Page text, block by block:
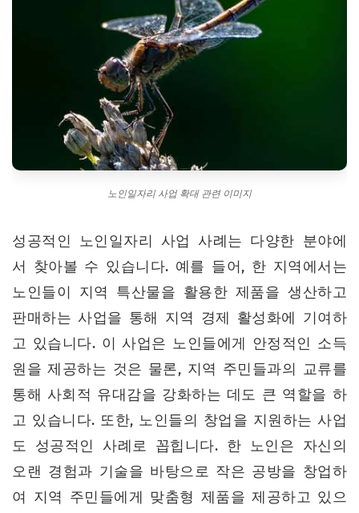
노인일자리 사업 확대 관련 이미지
성공적인 노인일자리 사업 사례는 다양한 분야에
서 찾아볼 수 있습니다. 예를 들어, 한 지역에서는
노인들이 지역 특산물을 활용한 제품을 생산하고
판매하는 사업을 통해 지역 경제 활성화에 기여하
고 있습니다. 이 사업은 노인들에게 안정적인 소득
원을 제공하는 것은 물론, 지역 주민들과의 교류를
통해 사회적 유대감을 강화하는 데도 큰 역할을 하
고 있습니다. 또한, 노인들의 창업을 지원하는 사업
도 성공적인 사례로 꼽힙니다. 한 노인은 자신의
오랜 경험과 기술을 바탕으로 작은 공방을 창업하
여 지역 주민들에게 맞춤형 제품을 제공하고 있으